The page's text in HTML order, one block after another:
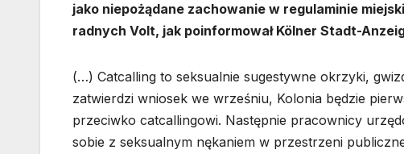
jako niepożądane zachowanie w regulaminie
radnych Volt, jak poinformował Kölner Stadt-
(…) Catcalling to seksualnie sugestywne okrzyki,
zatwierdzi wniosek we wrześniu, Kolonia będzie
przeciwko catcallingowi. Następnie pracownicy
sobie z seksualnym nękaniem w przestrzeni